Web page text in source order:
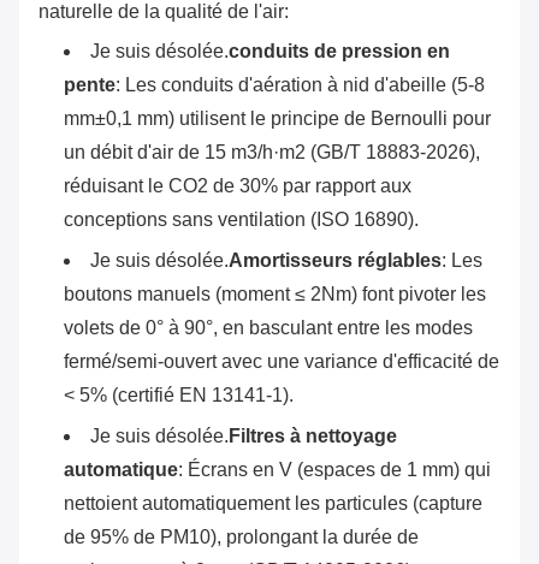
naturelle de la qualité de l'air:
Je suis désolée.conduits de pression en
pente: Les conduits d'aération à nid d'abeille (5-8
mm±0,1 mm) utilisent le principe de Bernoulli pour
un débit d'air de 15 m3/h·m2 (GB/T 18883-2026),
réduisant le CO2 de 30% par rapport aux
conceptions sans ventilation (ISO 16890).
Je suis désolée.Amortisseurs réglables: Les
boutons manuels (moment ≤ 2Nm) font pivoter les
volets de 0° à 90°, en basculant entre les modes
fermé/semi-ouvert avec une variance d'efficacité de
< 5% (certifié EN 13141-1).
Je suis désolée. Filtres à nettoyage
automatique: Écrans en V (espaces de 1 mm) qui
nettoient automatiquement les particules (capture
de 95% de PM10), prolongant la durée de